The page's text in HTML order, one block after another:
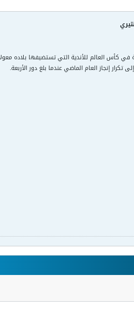
في كأس العالم للأندية التي تستضيفها بلاده
إنجاز العام الماضي عندما بلغ دور الأربعة.